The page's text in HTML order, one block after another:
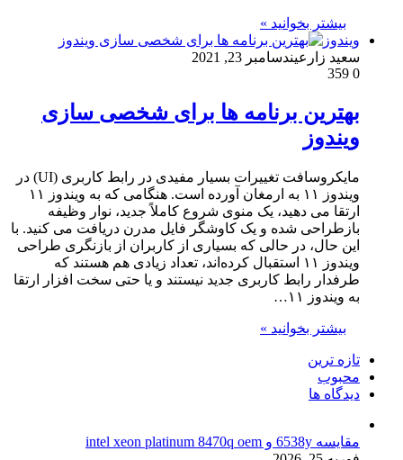
بیشتر بخوانید »
ویندوز
سعید زارعیندسامبر 23, 2021
0
بهترین برنامه ها برای شخصی سازی
ویندوز
مایکروسافت تغییرات بسیار مفیدی در رابط کاربری (UI) در
ویندوز ۱۱ به ارمغان آورده است. هنگامی که به ویندوز ۱۱
ارتقا می دهید، یک منوی شروع کاملاً جدید، نوار وظیفه
بازطراحی شده و یک کاوشگر فایل مدرن دریافت می کنید. با
این حال، در حالی که بسیاری از کاربران از بازنگری طراحی
ویندوز ۱۱ استقبال کرده‌اند، تعداد زیادی هم هستند که
طرفدار رابط کاربری جدید نیستند و یا حتی سخت افزار ارتقا
به ویندوز ۱۱…
بیشتر بخوانید »
تازه ترین
محبوب
دیدگاه ها
مقایسه 6538y و intel xeon platinum 8470q oem